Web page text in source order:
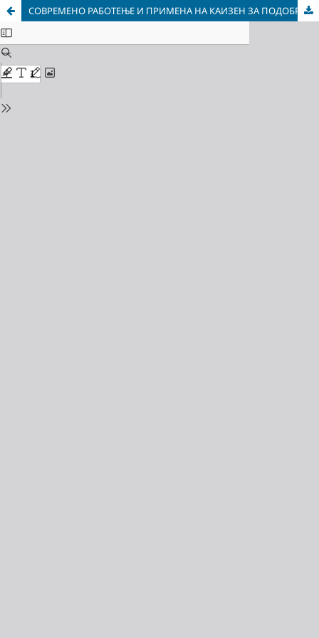
СОВРЕМЕНО РАБОТЕЊЕ И ПРИМЕНА НА КАИЗЕН ЗА ПОДОБРУВАЊЕ НА ПРОЦЕСИТЕ